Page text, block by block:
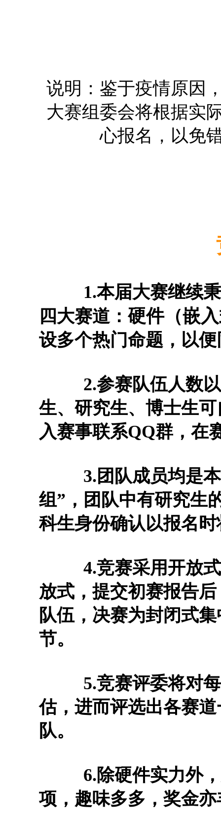
说明：鉴于疫情原因
大赛组委会将根据实
心报名，以免
1.本届大赛继续秉
四大赛道： 硬件（嵌
设多个热门命题，以
2.参赛队伍人数以
生、研究生、博士生
入赛事联系QQ群，在
3.团队成员均是本
组”，团队中有研究生
科生身份确认以报名
4.竞赛采用开放式
放式，提交初赛报告
队伍，决赛为封闭式
节。
5.竞赛评委将对每
估，进而评选出各赛
队。
6.除硬件实力外，
项，趣味多多，奖金亦